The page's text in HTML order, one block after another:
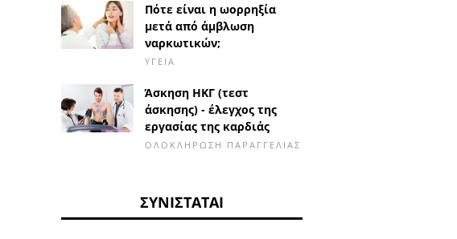
Πότε είναι η ωορρηξία
μετά από άμβλωση
ναρκωτικών;
ΥΓΕΊΑ
Άσκηση ΗΚΓ (τεστ
άσκησης) - έλεγχος της
εργασίας της καρδιάς
ΟΛΟΚΛΉΡΩΣΗ ΠΑΡΑΓΓΕΛΊΑΣ
ΣΥΝΙΣΤΆΤΑΙ